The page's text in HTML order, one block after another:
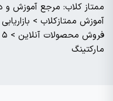
ممتاز کلاب: مرجع آموزش و
آموزش ممتازکلاب >
فروش محصولات آنلاین >
مارکتینگ